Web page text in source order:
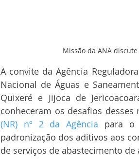
Missão da ANA
A convite da Agência
Nacional de Águas e
Quixeré e Jijoca de
conheceram os desafios
(NR) nº 2 da Agência para o
padronização dos aditivos aos
de serviços de abastecimento